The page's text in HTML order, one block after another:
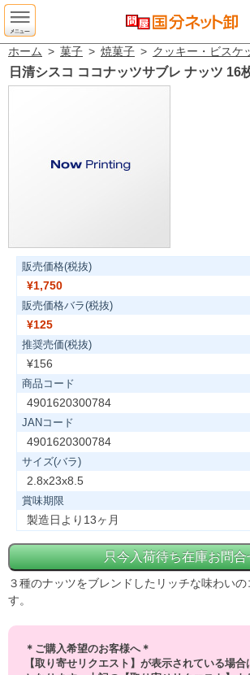
ホーム > 菓子 > 焼菓子 > クッキー・ビスケ
日清シスコ ココナッツサブレ ナッツ 16
販売価格(税抜)
¥1,750
販売価格バラ(税抜)
¥125
推奨売価(税抜)
¥156
商品コード
4901620300784
JANコード
4901620300784
サイズ(バラ)
2.8x23x8.5
賞味期限
製造日より13ヶ月
３種のナッツをブレンドしたリッチな味わい
す。
＊ご購入希望のお客様へ＊
【取り寄せリクエスト】が表示されている場